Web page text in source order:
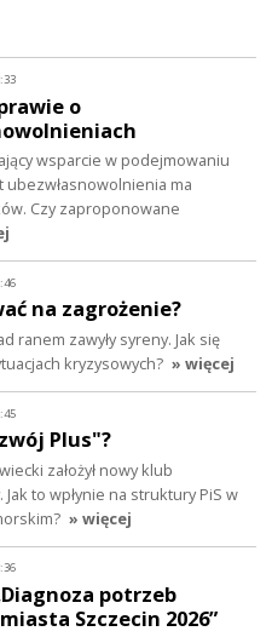
o
wsparcie w podejmowaniu
ubezwłasnowolnienia ma
Czy zaproponowane
na zagrożenie?
ranem zawyły syreny. Jak się
kryzysowych? » więcej
Plus"?
założył nowy klub
to wpłynie na struktury PiS w
» więcej
potrzeb
Szczecin 2026”